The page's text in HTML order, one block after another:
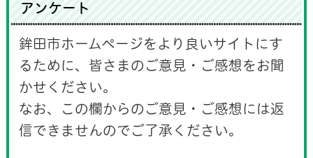
アンケート
鉾田市ホームページをより良いサイトにす
るために、皆さまのご意見・ご感想をお聞
かせください。
なお、この欄からのご意見・ご感想には返
信できませんのでご了承ください。